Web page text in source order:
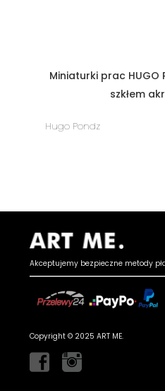
Miniaturki prac HUGO
szkłem
Hugo Pondz
Akceptujemy bezpieczne metody
Copyright © 2025 ART ME.